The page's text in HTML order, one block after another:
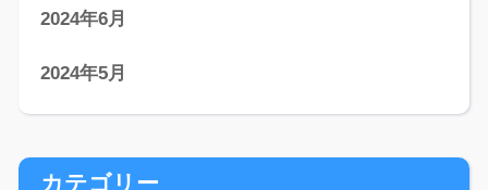
2024年6月
2024年5月
カテゴリー